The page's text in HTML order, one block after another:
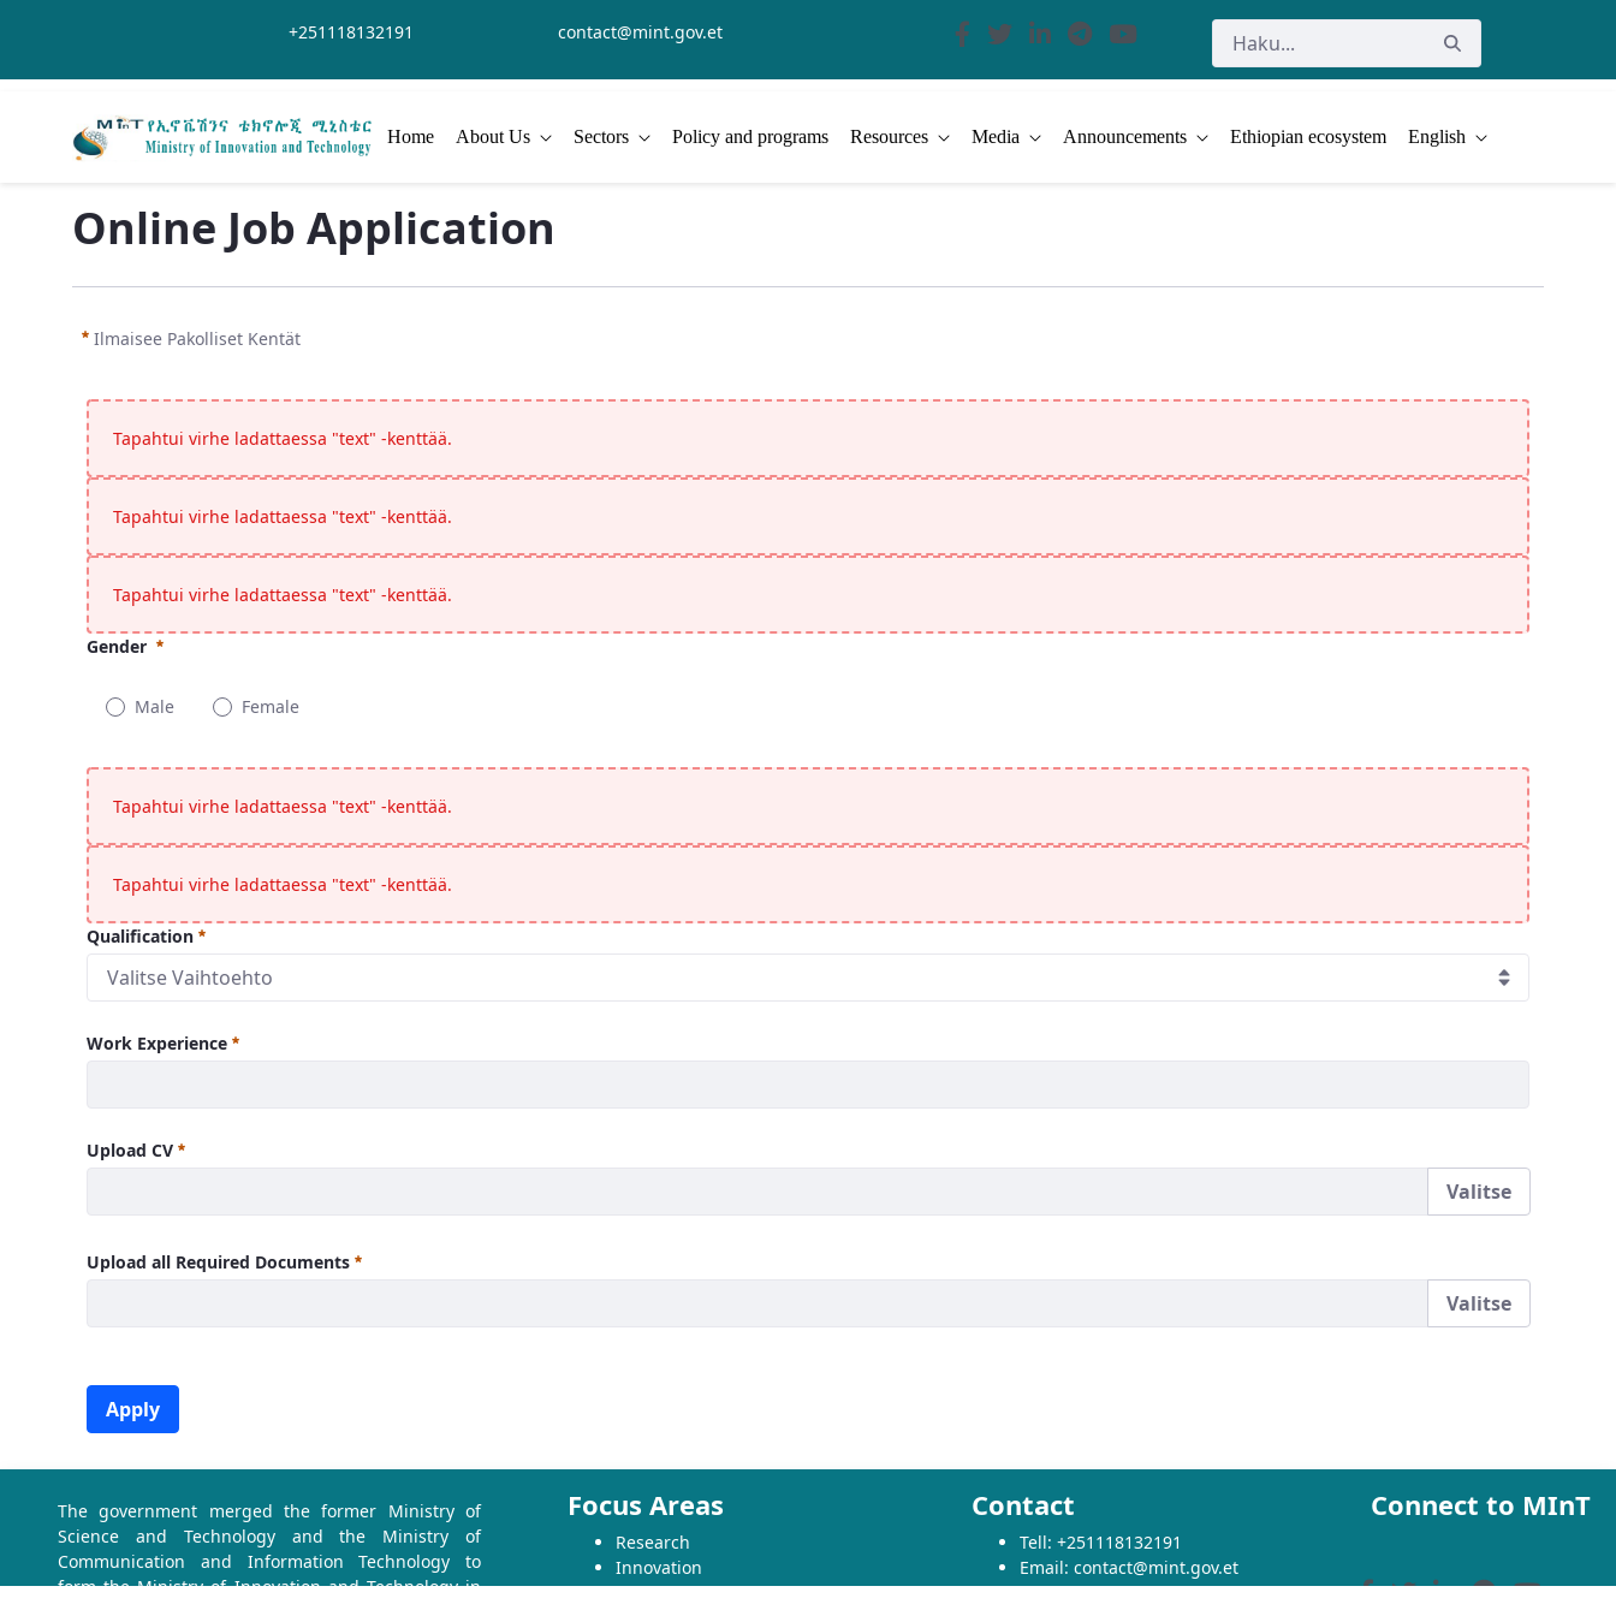
+251118132191 contact@mint.gov.et
Home About Us Sectors Policy and programs Resources Media Announcements Ethiopian ecosystem English
Online Job Application
Ilmaisee Pakolliset Kentät
Tapahtui virhe ladattaessa "text" -kenttää.
Tapahtui virhe ladattaessa "text" -kenttää.
Tapahtui virhe ladattaessa "text" -kenttää.
Gender
Male
Female
Pakollinen
Tapahtui virhe ladattaessa "text" -kenttää.
Tapahtui virhe ladattaessa "text" -kenttää.
Qualification
Valitse Vaihtoehto
Work Experience
Upload CV
Valitse
Upload all Required Documents
Valitse
Apply
The government merged the former Ministry of
Science and Technology and the Ministry of
Communication and Information Technology to
form the Ministry of Innovation and Technology in
Focus Areas
Research
Innovation
Technology Transfer
Contact
Tell: +251118132191
Email: contact@mint.gov.et
Website: www.mint.gov.et
Connect to MInT